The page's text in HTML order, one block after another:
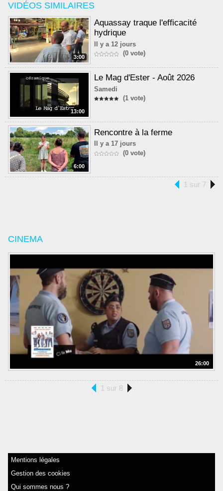
VIDÉOS SIMILAIRES
3:00
Aquassay traque l'efficacité
hydrique
Il y a 12 jours
(0 vote)
13:00
Le Mag d'Ester - Août 2026
Samedi
(1 vote)
6:00
Rencontre à la ferme
Il y a 17 jours
(0 vote)
1 sur 7
CINEMA
26:00
1 sur 8
Mentions légales
Gestion des cookies
Qui sommes nous ?